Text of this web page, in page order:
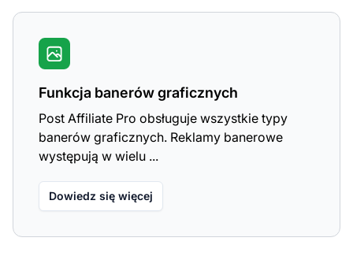
Funkcja banerów graficznych
Post Affiliate Pro obsługuje wszystkie typy
banerów graficznych. Reklamy banerowe
występują w wielu ...
Dowiedz się więcej